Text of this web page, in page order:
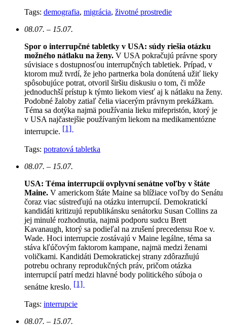
Tags: demografia, migrácia, životné prostredie
08.07. – 15.07.
Spor o interrupčné tabletky v USA: súdy riešia otázku
možného nátlaku na ženy. V USA pokračujú právne spory
súvisiace s dostupnosťou interrupčných tabletiek. Prípad, v
ktorom muž tvrdí, že jeho partnerka bola donútená užiť lieky
spôsobujúce potrat, otvoril širšiu diskusiu o tom, či môže
jednoduchší prístup k týmto liekom viesť aj k nátlaku na ženy.
Podobné žaloby zatiaľ čelia viacerým právnym prekážkam.
Téma sa dotýka najmä používania lieku mifepristón, ktorý je
v USA najčastejšie používaným liekom na medikamentózne
interrupcie. [1]
Tags: potratová tabletka
08.07. – 15.07.
USA: Téma interrupcií ovplyvní senátne voľby v štáte
Maine. V americkom štáte Maine sa blížiace voľby do Senátu
čoraz viac sústreďujú na otázku interrupcií. Demokratickí
kandidáti kritizujú republikánsku senátorku Susan Collins za
jej minulé rozhodnutia, najmä podporu sudcu Brett
Kavanaugh, ktorý sa podieľal na zrušení precedensu Roe v.
Wade. Hoci interrupcie zostávajú v Maine legálne, téma sa
stáva kľúčovým faktorom kampane, najmä medzi ženami
voličkami. Kandidáti Demokratickej strany zdôrazňujú
potrebu ochrany reprodukčných práv, pričom otázka
interrupcií patrí medzi hlavné body politického súboja o
senátne kreslo. [1]
Tags: interrupcie
08.07. – 15.07.